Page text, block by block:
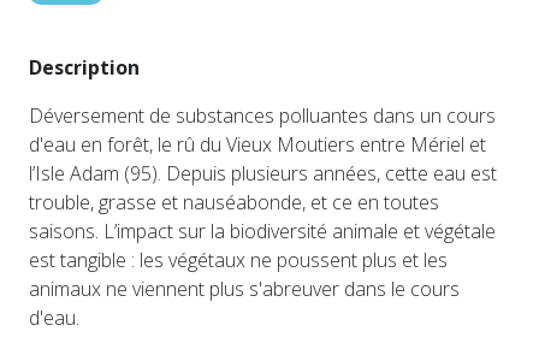
Description
Déversement de substances polluantes dans un cours
d'eau en forêt, le rû du Vieux Moutiers entre Mériel et
l’Isle Adam (95). Depuis plusieurs années, cette eau est
trouble, grasse et nauséabonde, et ce en toutes
saisons. L’impact sur la biodiversité animale et végétale
est tangible : les végétaux ne poussent plus et les
animaux ne viennent plus s'abreuver dans le cours
d'eau.